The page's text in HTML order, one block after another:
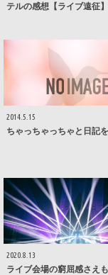
テルの感想【ライブ遠征】
2014.5.15
ちゃっちゃっちゃと日記を
2020.8.13
ライブ会場の窮屈感さえ